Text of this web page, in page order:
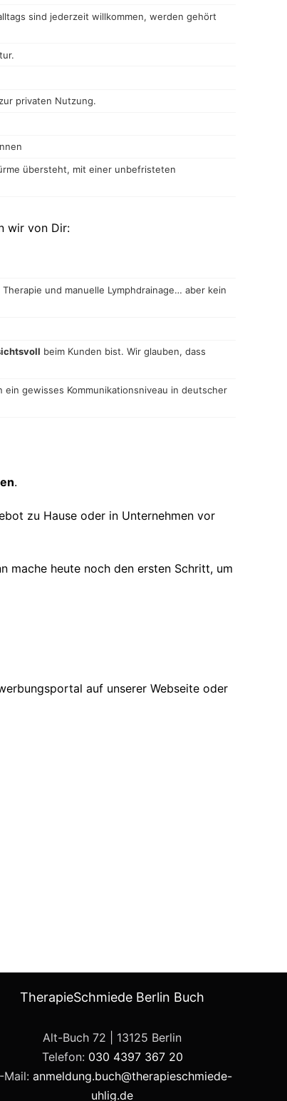
sind jederzeit willkommen, werden gehört
privaten Nutzung.
übersteht, mit einer unbefristeten
wir von Dir:
und manuelle Lymphdrainage… aber kein
beim Kunden bist. Wir glauben, dass
gewisses Kommunikationsniveau in deutscher
.
zu Hause oder in Unternehmen vor
mache heute noch den ersten Schritt, um
auf unserer Webseite oder
TherapieSchmiede Berlin Buch
Alt-Buch 72 | 13125 Berlin
Telefon: 030 4397 367 20
Mail:anmeldung.buch@therapieschmiede-
uhlig.de